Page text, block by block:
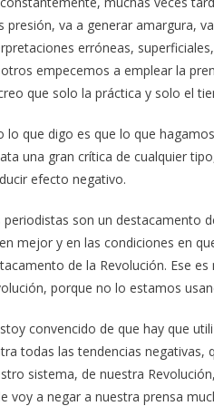
presión, va a generar amargura,
erróneas,
empecemos a emplear la
que solo la práctica y solo el
lo que digo es que lo que
una gran crítica de cualquier
efecto negativo.
periodistas son un destacamento
mejor y en las condiciones en
de la Revolución. Ese
porque no lo estamos
convencido de que hay que
todas las tendencias negativas,
sistema, de nuestra
voy a negar a nuestra prensa